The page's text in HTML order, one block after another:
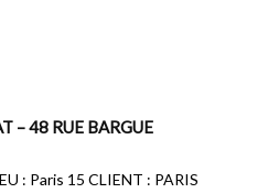
– 48 RUE BARGUE
: Paris 15 CLIENT : PARIS